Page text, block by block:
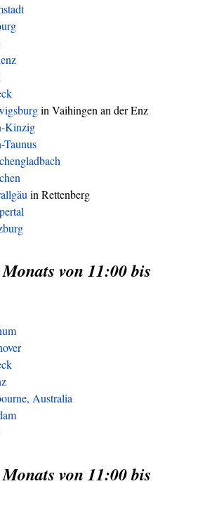
in Vaihingen an der Enz
Kinzig
in Rettenberg
von 11:00 bis
Australia
von 11:00 bis